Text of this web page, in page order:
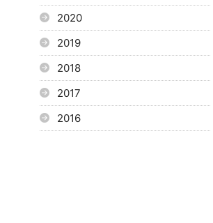
2020
2019
2018
2017
2016